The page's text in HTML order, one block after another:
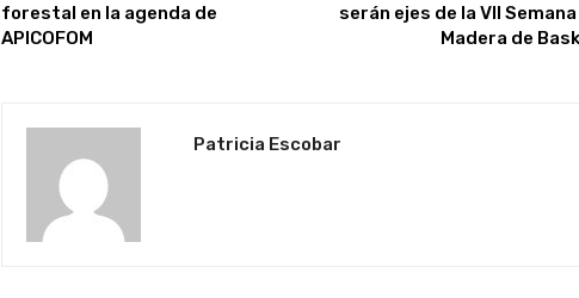
forestal en la agenda de
APICOFOM
serán ejes de la VII
Madera de
Patricia Escobar